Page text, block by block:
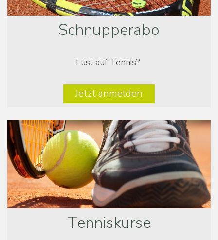
Schnupperabo
Lust auf Tennis?
Jetzt anmelden
Tenniskurse